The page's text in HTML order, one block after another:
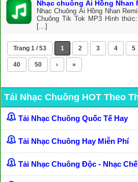
Nhạc chuông Ải Hồng Nhan
Nhạc Chuông Ải Hồng Nhan
Chuông Tik Tok MP3 Hình
[…]
Trang 1 / 53 1 2 3 4 5
40 50 › »
Tải Nhạc Chuông HOT Theo
Tải Nhạc Chuông Quốc Tế Hay
Tải Nhạc Chuông Hay Miễn Phí
Tải Nhạc Chuông Độc - Nhạc Chế